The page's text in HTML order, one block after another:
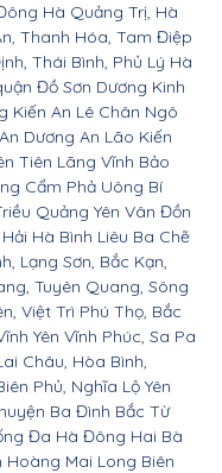
Hà Quảng Trị, Hà
Thanh Hóa, Tam Điệp
Thái Bình, Phủ Lý Hà
Đồ Sơn Dương Kinh
Kiến An Lê Chân Ngô
Dương An Lão Kiến
Tiên Lãng Vĩnh Bảo
Cẩm Phả Uông Bí
Quảng Yên Vân Đồn
Hà Bình Liêu Ba Chẽ
Lạng Sơn, Bắc Kạn,
Tuyên Quang, Sông
Việt Trì Phú Thọ, Bắc
Yên Vĩnh Phúc, Sa Pa
Châu, Hòa Bình,
Phủ, Nghĩa Lộ Yên
Ba Đình Bắc Từ
Đa Hà Đông Hai Bà
Mai Long Biên